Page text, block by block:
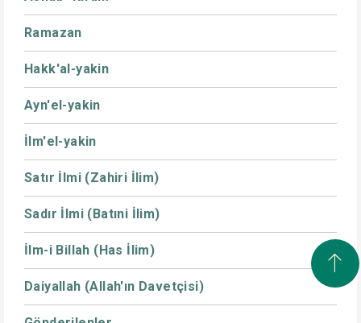
Ramazan
Hakk'al-yakin
Ayn'el-yakin
İlm'el-yakin
Satır İlmi (Zahiri İlim)
Sadır İlmi (Batıni İlim)
İlm-i Billah (Has İlim)
Daiyallah (Allah'ın Davetçisi)